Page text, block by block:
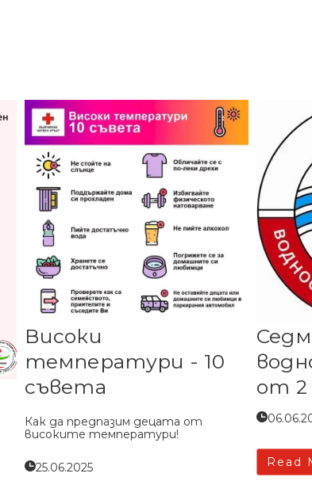
Високи
температури - 10
съвета
Как да предпазим децата от
високите температури!
25.06.2025
от 2
Read